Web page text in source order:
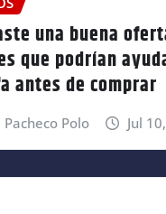
una buena
que podrían
antes de comprar
Polo Jul